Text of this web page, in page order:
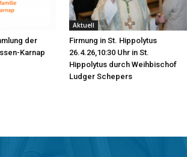
der
Karnap
Aktuell
Firmung in St. Hippolytus
26.4.26,10:30 Uhr in St.
Hippolytus durch Weihbischof
Ludger Schepers